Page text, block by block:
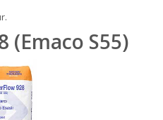
(Emaco S55)